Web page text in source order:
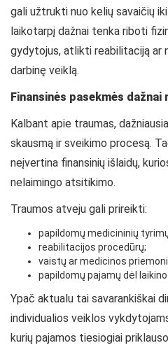
gali užtrukti nuo kelių savaičių
laikotarpį dažnai tenka riboti
gydytojus, atlikti reabilitaciją ar
darbinę veiklą.
Finansinės pasekmės dažnai
Kalbant apie traumas,
skausmą ir sveikimo procesą.
neįvertina finansinių išlaidų,
nelaimingo atsitikimo.
Traumos atveju gali prireikti:
papildomų medicininių
reabilitacijos procedūrų;
vaistų ar medicinos
papildomų pajamų dėl
Ypač aktualu tai savarankiškai
individualios veiklos
kurių pajamos tiesiogiai